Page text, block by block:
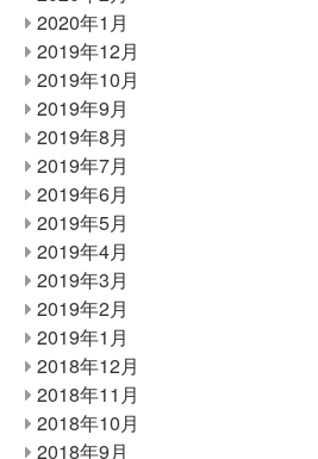
2020年1月
2019年12月
2019年10月
2019年9月
2019年8月
2019年7月
2019年6月
2019年5月
2019年4月
2019年3月
2019年2月
2019年1月
2018年12月
2018年11月
2018年10月
2018年9月